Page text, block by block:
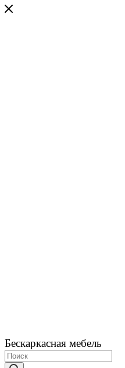
Бескаркасная мебель